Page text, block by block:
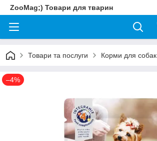
ZooMag;) Товари для тварин
Товари та послуги Корми для собак
–4%